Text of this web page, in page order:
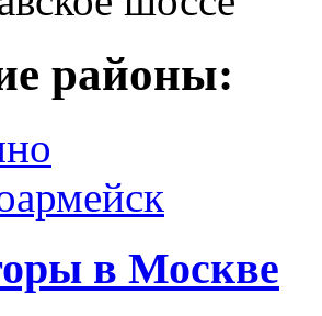
районы:
в Москве